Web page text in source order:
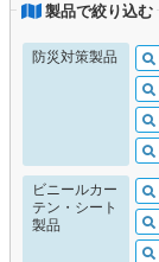
製品で絞り込む
防災対策製品
ビニールカー
テン・シート
製品